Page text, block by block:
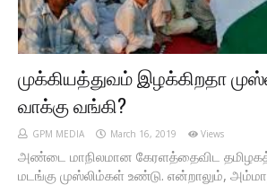
முக்கியத்துவம் இழக்கிறதா
வாக்கு வங்கி?
GPM MEDIA March 16, 2019 Views
அண்டை மாநிலமான கேரளத்தைவிட
மடங்கு முஸ்லிம்கள் உண்டு. என்றாலும்,